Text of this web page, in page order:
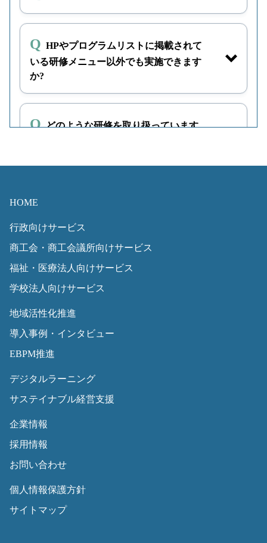
タイムマネジ
メント研修
全職員 ダウンロード
リスクマネジ
メント研修
全職員 ダウンロード
人事評価者研
管理職 ダウンロード
被評価者研修
キャリアデザ
イン研修（ベ
テラン）
キャリアデザ
イン研修（中
監督職・一般
キャリアデザ
手）
ンス対策プロ
グラム
ハラスメント
研修(管理職）
ハラスメント
HPやプログラムリストに掲載されて
いる研修メニュー以外でも実施できます
か?
どのような研修を取り扱っています
どのような講師がいますか?講師は何
研修テキストはいつ頃届きますか?
研修のキャンセル規定はありますか?
ありますか?
応えてくれますか?
HOME
行政向けサービス
商工会・商工会議所向けサービス
福祉・医療法人向けサービス
学校法人向けサービス
地域活性化推進
導入事例・インタビュー
EBPM推進
デジタルラーニング
サステイナブル経営支援
企業情報
採用情報
お問い合わせ
個人情報保護方針
サイトマップ